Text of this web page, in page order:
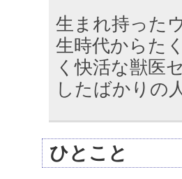
生まれ持った
生時代からた
く快活な獣医
したばかりの
ひとこと